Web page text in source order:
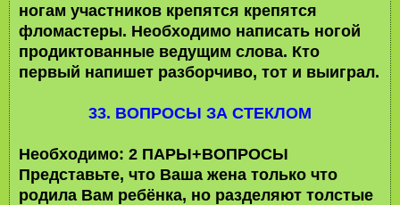
ногам участников крепятся крепятся
фломастеры. Необходимо написать ногой
продиктованные ведущим слова. Кто
первый напишет разборчиво, тот и выиграл.
33. ВОПРОСЫ ЗА СТЕКЛОМ
Необходимо: 2 ПАРЫ+ВОПРОСЫ
Представьте, что Ваша жена только что
родила Вам ребёнка, но разделяют толстые